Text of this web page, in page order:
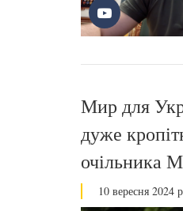
Мир для
дуже
очільника
10 вересня 2024